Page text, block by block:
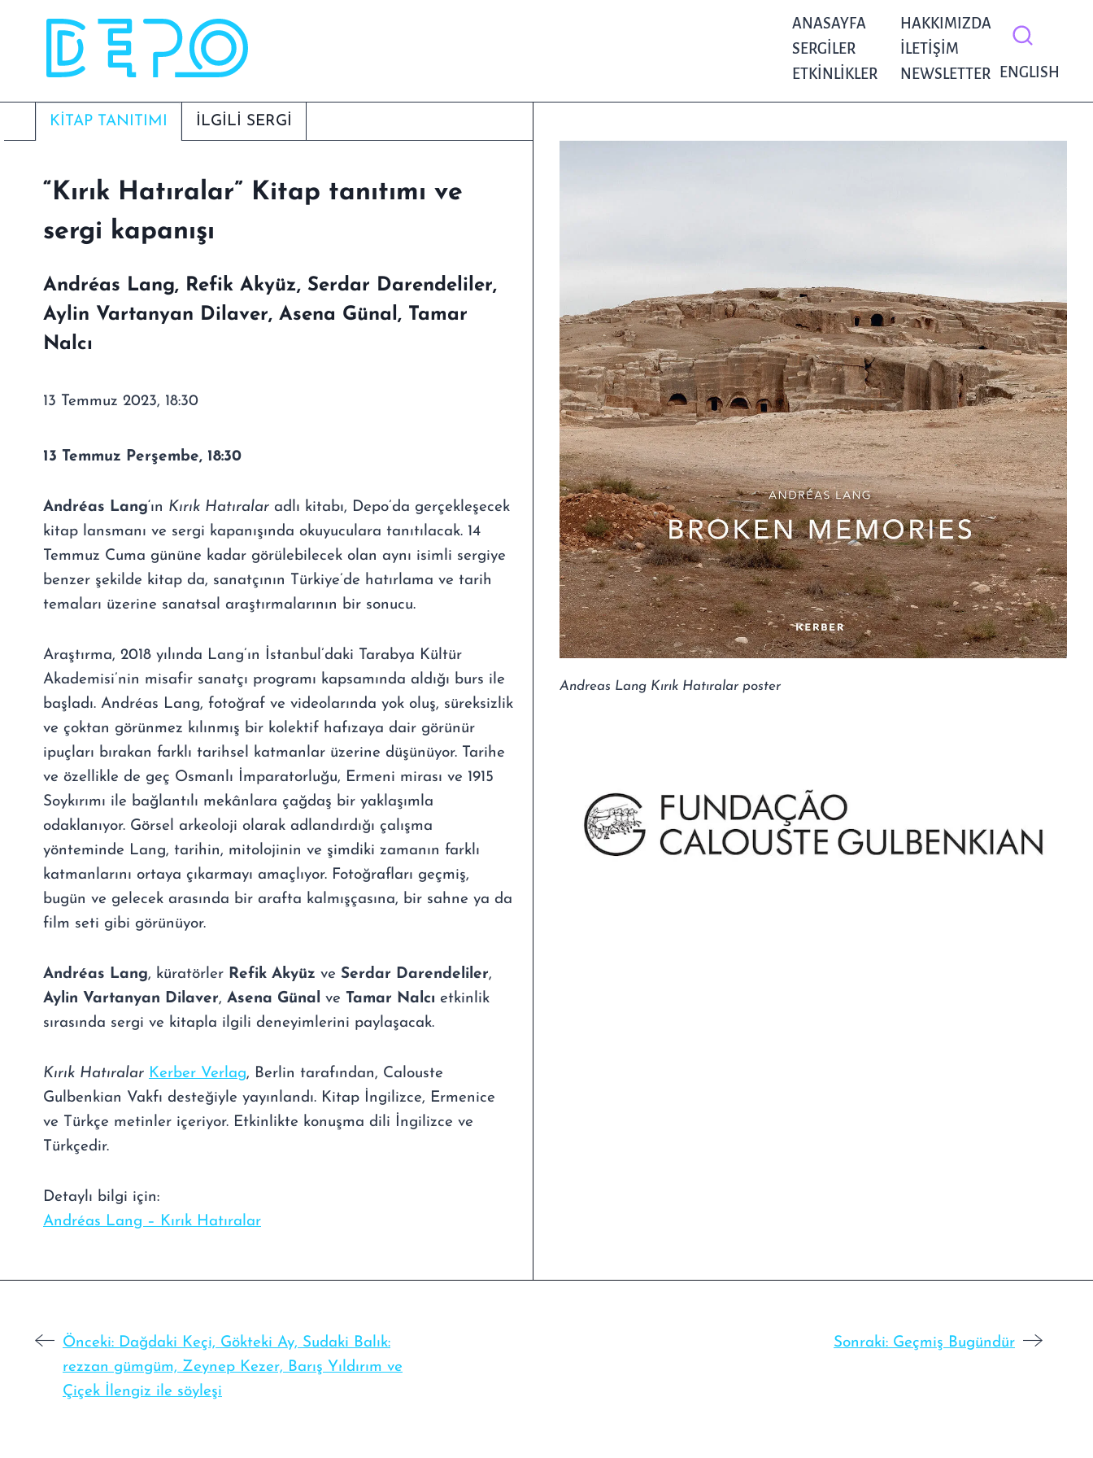
ANASAYFA
SERGILER
ETKINLIKLER
HAKKIMIZDA
İLETIŞIM
NEWSLETTER
ENGLISH
KITAP TANITIMI İLGİLİ SERGI
“Kırık Hatıralar” Kitap tanıtımı ve
sergi kapanışı
Andréas Lang, Refik Akyüz, Serdar Darendeliler,
Aylin Vartanyan Dilaver, Asena Günal, Tamar
Nalcı
13 Temmuz 2023, 18:30
13 Temmuz Perşembe, 18:30
Andréas Lang‘ın Kırık Hatıralar adlı kitabı, Depo’da gerçekleşecek
kitap lansmanı ve sergi kapanışında okuyuculara tanıtılacak. 14
Temmuz Cuma gününe kadar görülebilecek olan aynı isimli sergiye
benzer şekilde kitap da, sanatçının Türkiye’de hatırlama ve tarih
temaları üzerine sanatsal araştırmalarının bir sonucu.
Araştırma, 2018 yılında Lang’ın İstanbul’daki Tarabya Kültür
Akademisi’nin misafir sanatçı programı kapsamında aldığı burs ile
başladı. Andréas Lang, fotoğraf ve videolarında yok oluş, süreksizlik
ve çoktan görünmez kılınmış bir kolektif hafızaya dair görünür
ipuçları bırakan farklı tarihsel katmanlar üzerine düşünüyor. Tarihe
ve özellikle de geç Osmanlı İmparatorluğu, Ermeni mirası ve 1915
Soykırımı ile bağlantılı mekânlara çağdaş bir yaklaşımla
odaklanıyor. Görsel arkeoloji olarak adlandırdığı çalışma
yönteminde Lang, tarihin, mitolojinin ve şimdiki zamanın farklı
katmanlarını ortaya çıkarmayı amaçlıyor. Fotoğrafları geçmiş,
bugün ve gelecek arasında bir arafta kalmışçasına, bir sahne ya da
film seti gibi görünüyor.
Andréas Lang, küratörler Refik Akyüz ve Serdar Darendeliler,
Aylin Vartanyan Dilaver, Asena Günal ve Tamar Nalcı etkinlik
sırasında sergi ve kitapla ilgili deneyimlerini paylaşacak.
Kırık Hatıralar Kerber Verlag, Berlin tarafından, Calouste
Gulbenkian Vakfı desteğiyle yayınlandı. Kitap İngilizce, Ermenice
ve Türkçe metinler içeriyor. Etkinlikte konuşma dili İngilizce ve
Türkçedir.
Detaylı bilgi için:
Andréas Lang – Kırık Hatıralar
Andreas Lang Kırık Hatıralar poster
Önceki: Dağdaki Keçi, Gökteki Ay, Sudaki Balık:
rezzan gümgüm, Zeynep Kezer, Barış Yıldırım ve
Çiçek İlengiz ile söyleşi
Sonraki: Geçmiş Bugündür